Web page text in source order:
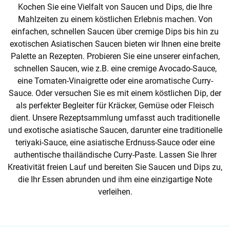
Kochen Sie eine Vielfalt von Saucen und Dips, die Ihre
Mahlzeiten zu einem köstlichen Erlebnis machen. Von
einfachen, schnellen Saucen über cremige Dips bis hin zu
exotischen Asiatischen Saucen bieten wir Ihnen eine breite
Palette an Rezepten. Probieren Sie eine unserer einfachen,
schnellen Saucen, wie z.B. eine cremige Avocado-Sauce,
eine Tomaten-Vinaigrette oder eine aromatische Curry-
Sauce. Oder versuchen Sie es mit einem köstlichen Dip, der
als perfekter Begleiter für Kräcker, Gemüse oder Fleisch
dient. Unsere Rezeptsammlung umfasst auch traditionelle
und exotische asiatische Saucen, darunter eine traditionelle
teriyaki-Sauce, eine asiatische Erdnuss-Sauce oder eine
authentische thailändische Curry-Paste. Lassen Sie Ihrer
Kreativität freien Lauf und bereiten Sie Saucen und Dips zu,
die Ihr Essen abrunden und ihm eine einzigartige Note
verleihen.